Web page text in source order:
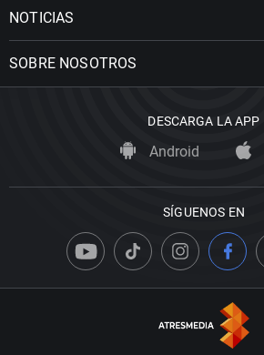
NOTICIAS
SOBRE NOSOTROS
DESCARGA LA APP
Android
SÍGUENOS EN